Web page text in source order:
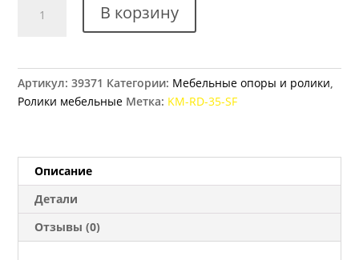
товара
KM-
В корзину
Артикул:39371 Категории: Мебельные опоры и ролики,
Ролики мебельные Метка: KM-RD-35-SF
Описание
Детали
Отзывы (0)